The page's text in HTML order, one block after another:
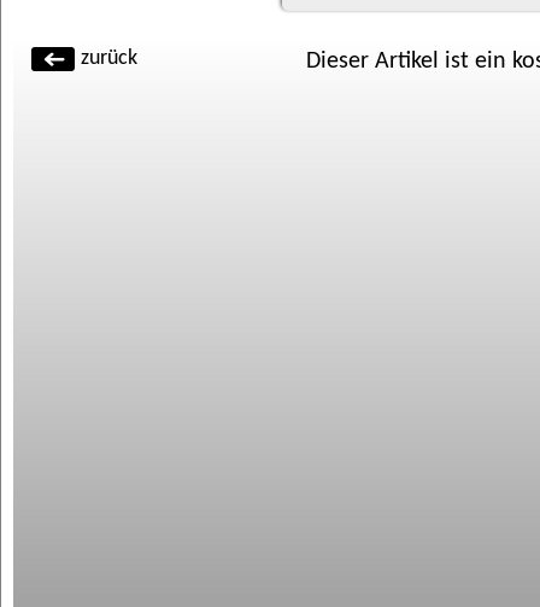
zurück Dieser Artikel ist ein